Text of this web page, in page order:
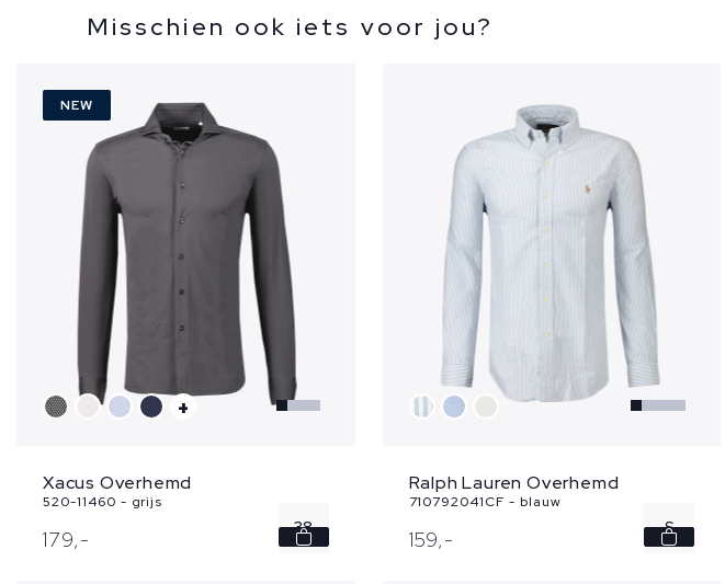
Misschien ook iets voor jou?
NEW
+
Xacus Overhemd
520-11460 - grijs
179,- 38
Ralph Lauren Overhemd
710792041CF - blauw
159,- S